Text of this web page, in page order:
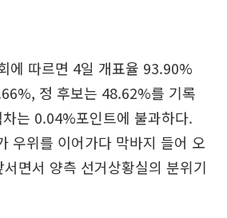
에 따르면 4일 개표율 93.90%
정 후보는 48.62%를 기록
는 0.04%포인트에 불과하다.
우위를 이어가다 막바지 들어 오
면서 양측 선거상황실의 분위기